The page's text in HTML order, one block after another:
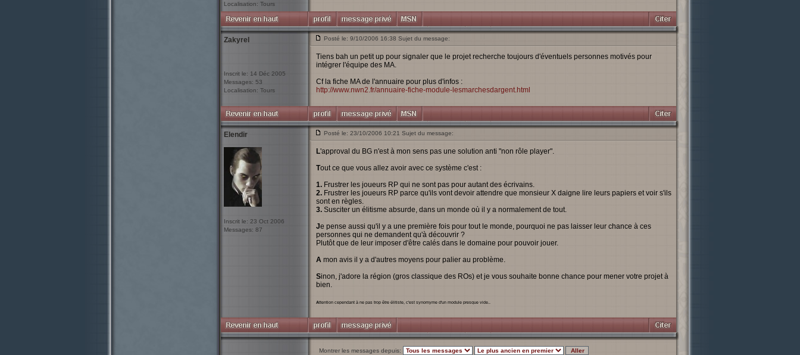
Localisation: Tours
Zakyrel
Inscrit le: 14 Déc 2005
Messages: 53
Localisation: Tours
Posté le: 9/10/2006 16:38 Sujet du message:
Tiens bah un petit up pour signaler que le projet recherche toujours d'éventuels personnes motivés pour
intégrer l'équipe des MA.
Cf la fiche MA de l'annuaire pour plus d'infos :
http://www.nwn2.fr/annuaire-fiche-module-lesmarchesdargent.html
Elendir
Inscrit le: 23 Oct 2006
Messages: 87
Posté le: 23/10/2006 10:21 Sujet du message:
L'approval du BG n'est à mon sens pas une solution anti "non rôle player".
Tout ce que vous allez avoir avec ce système c'est :
1.Frustrer les joueurs RP qui ne sont pas pour autant des écrivains.
2.Frustrer les joueurs RP parce qu'ils vont devoir attendre que monsieur X daigne lire leurs papiers et voir s'ils
sont en règles.
3.Susciter un élitisme absurde, dans un monde où il y a normalement de tout.
Je pense aussi qu'il y a une première fois pour tout le monde, pourquoi ne pas laisser leur chance à ces
personnes qui ne demandent qu'à découvrir ?
Plutôt que de leur imposer d'être calés dans le domaine pour pouvoir jouer.
Amon avis il y a d'autres moyens pour palier au problème.
Sinon, j'adore la région (gros classique des ROs) et je vous souhaite bonne chance pour mener votre projet à
bien.
Attention cependant à ne pas trop être élitiste, c'est synomyme d'un module presque vide..
Montrer les messages depuis: